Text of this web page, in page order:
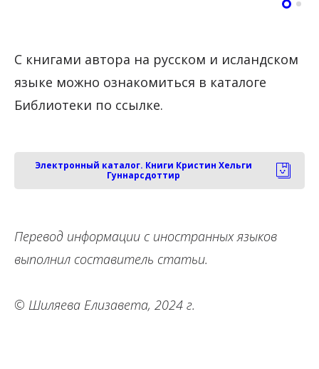
С книгами автора на русском и исландском
языке можно ознакомиться в каталоге
Библиотеки по ссылке.
Электронный каталог. Книги Кристин Хельги
Гуннарсдоттир
Перевод информации с иностранных языков
выполнил составитель статьи.
© Шиляева Елизавета, 2024 г.